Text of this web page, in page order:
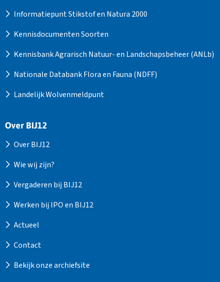
Informatiepunt Stikstof en Natura 2000
Kennisdocumenten Soorten
Kennisbank Agrarisch Natuur- en Landschapsbeheer (ANLb)
Nationale Databank Flora en Fauna (NDFF)
Landelijk Wolvenmeldpunt
Over BIJ12
Over BIJ12
Wie wij zijn?
Vergaderen bij BIJ12
Werken bij IPO en BIJ12
Actueel
Contact
Bekijk onze archiefsite